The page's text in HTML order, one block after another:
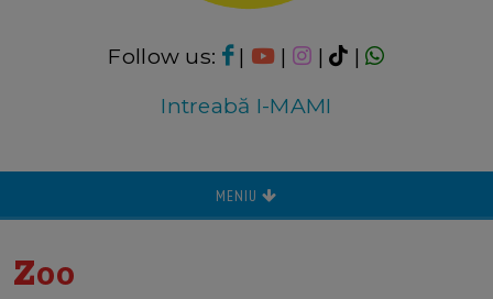
Follow us: | | |
|
Intreabă I-MAMI
MENIU
zoo